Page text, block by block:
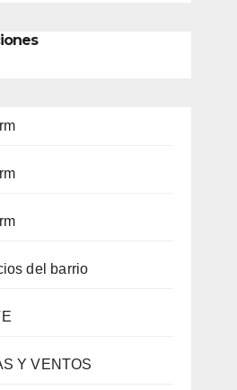
del barrio
Y VENTOS